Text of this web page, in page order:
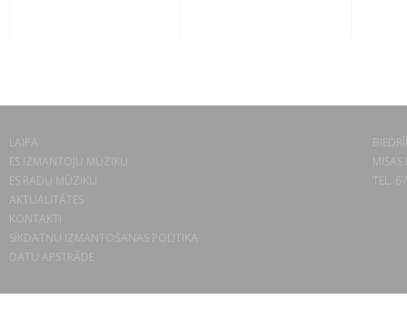
LAIPA
ES IZMANTOJU MŪZIKU
ES RADU MŪZIKU
AKTUALITĀTES
KONTAKTI
SĪKDATŅU IZMANTOŠANAS POLITIKA
DATU APSTRĀDE
TEL.